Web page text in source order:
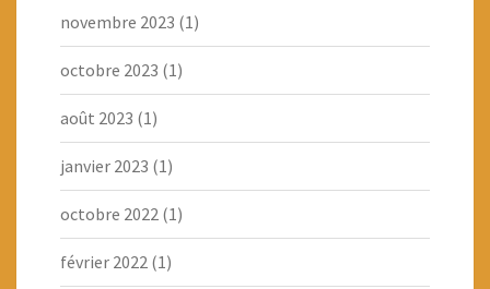
novembre 2023 (1)
octobre 2023 (1)
août 2023 (1)
janvier 2023 (1)
octobre 2022 (1)
février 2022 (1)